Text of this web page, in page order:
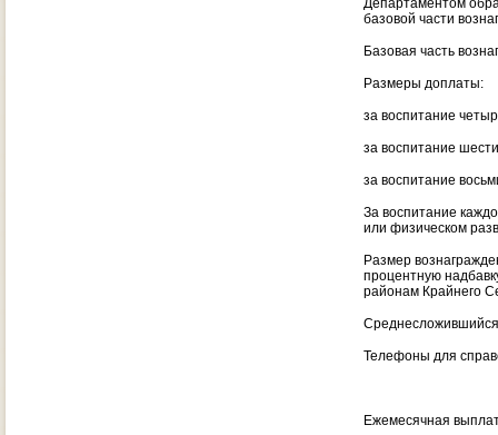
Департаментом
базовой части
Базовая часть
Размеры доплаты:
за воспитание
за воспитание
за воспитание
За воспитание
или физическом
Размер
процентную
районам Крайнего
Телефоны для
Ежемесячная